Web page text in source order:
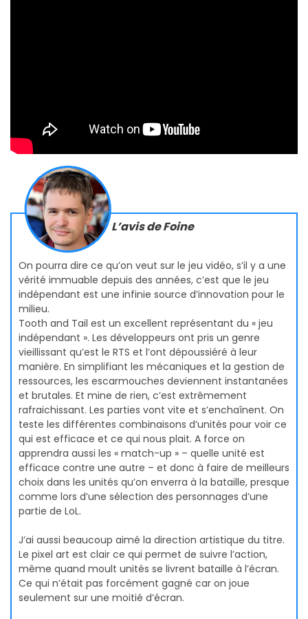
L’avis de Foine
On pourra dire ce qu’on veut sur le jeu vidéo, s’il y a une
vérité immuable depuis des années, c’est que le jeu
indépendant est une infinie source d’innovation pour le
milieu.
Tooth and Tail est un excellent représentant du « jeu
indépendant ». Les développeurs ont pris un genre
vieillissant qu’est le RTS et l’ont dépoussiéré à leur
manière. En simplifiant les mécaniques et la gestion de
ressources, les escarmouches deviennent instantanées
et brutales. Et mine de rien, c’est extrêmement
rafraichissant. Les parties vont vite et s’enchaînent. On
teste les différentes combinaisons d’unités pour voir ce
qui est efficace et ce qui nous plait. A force on
apprendra aussi les « match-up » – quelle unité est
efficace contre une autre – et donc à faire de meilleurs
choix dans les unités qu’on enverra à la bataille, presque
comme lors d’une sélection des personnages d’une
partie de LoL.
J’ai aussi beaucoup aimé la direction artistique du titre.
Le pixel art est clair ce qui permet de suivre l’action,
même quand moult unités se livrent bataille à l’écran.
Ce qui n’était pas forcément gagné car on joue
seulement sur une moitié d’écran.